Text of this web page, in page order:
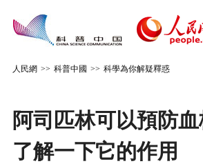
人民網 >> 科普中國 >> 科學為你解疑釋惑
阿司匹林可以預防
了解一下它的作用